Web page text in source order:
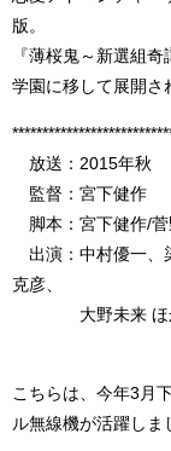
版。
『薄桜鬼～新選組
学園に移して展開さ
放送：2015年秋
監督：宮下健作
脚本：宮下健作/菅
出演：中村優一、
克彦、
大野未来 ほ
こちらは、今年3月
ル無線機が活躍しま